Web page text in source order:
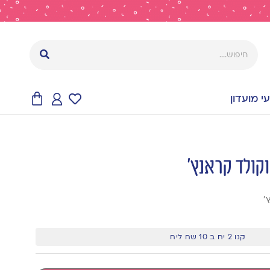
מועדון
קראנץ’
קנו 2 יח ב 10 שח ליח